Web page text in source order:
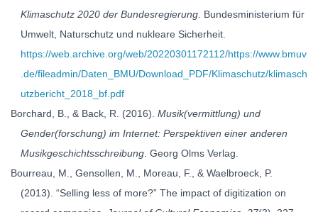
Klimaschutz 2020 der Bundesregierung . Bundesministerium für
Umwelt, Naturschutz und nukleare Sicherheit.
https://web.archive.org/web/20220301172112/https://www.bmuv
.de/fileadmin/Daten_BMU/Download_PDF/Klimaschutz/klimasch
utzbericht_2018_bf.pdf
Borchard, B., & Back, R. (2016). Musik(vermittlung) und
Gender(forschung) im Internet: Perspektiven einer anderen
Musikgeschichtsschreibung . Georg Olms Verlag.
Bourreau, M., Gensollen, M., Moreau, F., & Waelbroeck, P.
(2013). “Selling less of more?” The impact of digitization on